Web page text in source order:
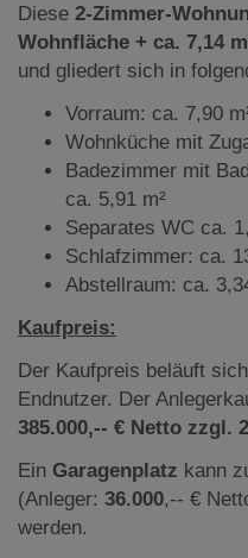
Diese 2-Zimmer-
Wohnfläche + ca. 7,14
und gliedert sich in
Vorraum: ca. 7,90
Wohnküche mit
Badezimmer mit
ca. 5,91 m²
Separates WC ca.
Schlafzimmer: ca.
Abstellraum: ca.
Kaufpreis:
Der Kaufpreis beläuft
Endnutzer. Der
385.000,-- € Netto zzgl.
Ein Garagenplatz kann
(Anleger: 36.000,-- €
werden.